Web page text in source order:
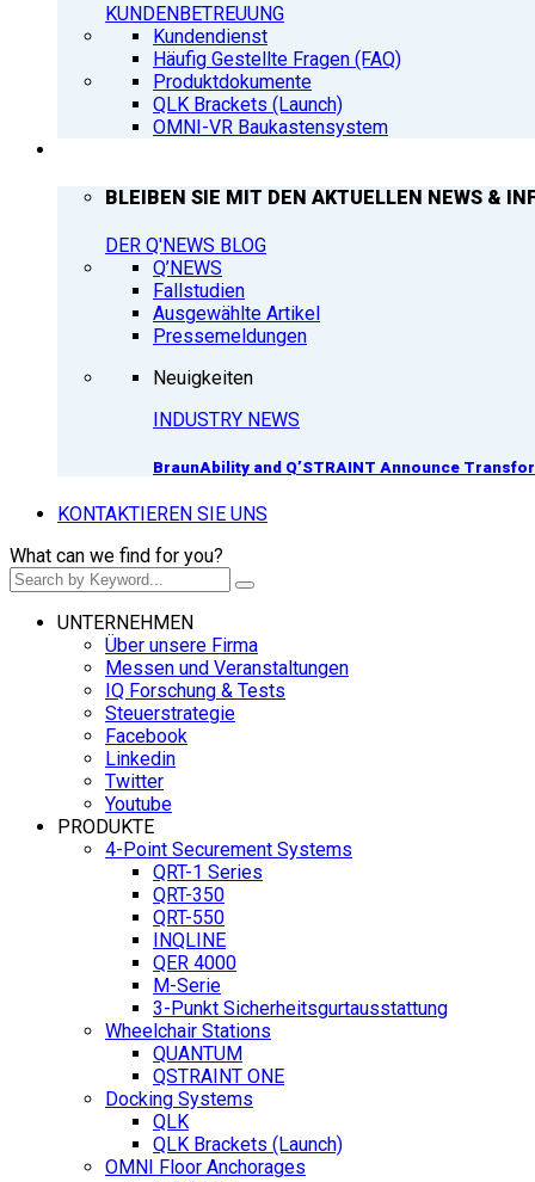
KUNDENBETREUUNG
Kundendienst
Häufig Gestellte Fragen (FAQ)
Produktdokumente
QLK Brackets (Launch)
OMNI-VR Baukastensystem
BLEIBEN SIE MIT DEN AKTUELLEN NEWS &
DER Q'NEWS BLOG
Q’NEWS
Fallstudien
Ausgewählte Artikel
Pressemeldungen
Neuigkeiten
INDUSTRY NEWS
BraunAbility and Q’STRAINT Announce
KONTAKTIEREN SIE UNS
What can we find for you?
UNTERNEHMEN
Über unsere Firma
Messen und Veranstaltungen
IQ Forschung & Tests
Steuerstrategie
Facebook
Linkedin
Twitter
Youtube
PRODUKTE
4-Point Securement Systems
QRT-1 Series
QRT-350
QRT-550
INQLINE
QER 4000
M-Serie
3-Punkt Sicherheitsgurtausstattung
Wheelchair Stations
QUANTUM
QSTRAINT ONE
Docking Systems
QLK
QLK Brackets (Launch)
OMNI Floor Anchorages